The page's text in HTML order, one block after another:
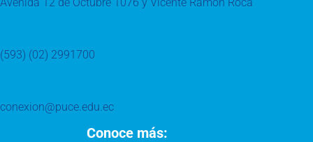
(593) (02) 2991700
conexion@puce.edu.ec
Conoce más: